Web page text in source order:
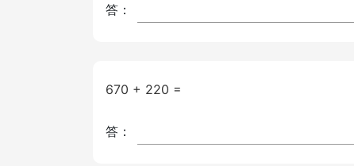
答：
670 + 220 =
答：